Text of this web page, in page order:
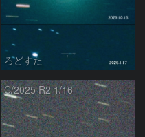
ろどすた
C/2025 R2 1/16